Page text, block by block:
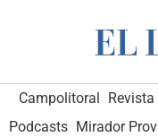
Campolitoral
Podcasts Mirador